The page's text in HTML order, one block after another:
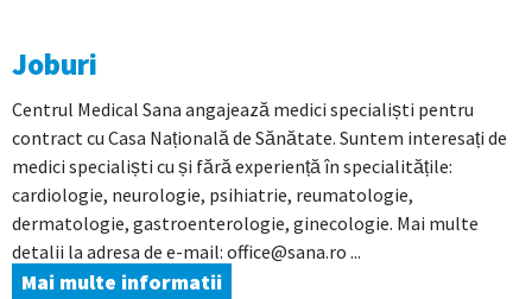
Joburi
Centrul Medical Sana angajează medici specialiști pentru
contract cu Casa Națională de Sănătate. Suntem interesați de
medici specialiști cu și fără experiență în specialitățile:
cardiologie, neurologie, psihiatrie, reumatologie,
dermatologie, gastroenterologie, ginecologie. Mai multe
detalii la adresa de e-mail: office@sana.ro ...
Mai multe informatii